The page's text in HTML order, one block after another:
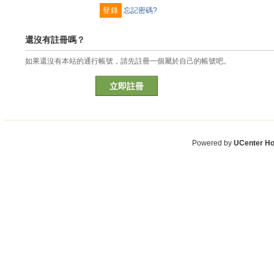
忘記密碼?
還沒有註冊嗎？
如果還沒有本站的通行帳號，請先註冊一個屬於自己的帳號吧。
立即註冊
Powered by UCenter